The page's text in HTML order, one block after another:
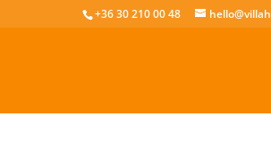
+36 30 210 00 48